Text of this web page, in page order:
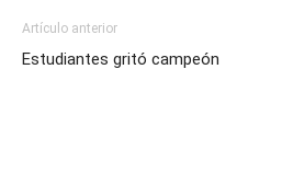
Artículo anterior
Estudiantes gritó campeón